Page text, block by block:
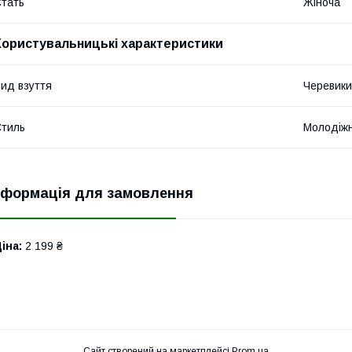
характеристики
взуття Черевики
для замовлення
2 199 ₴